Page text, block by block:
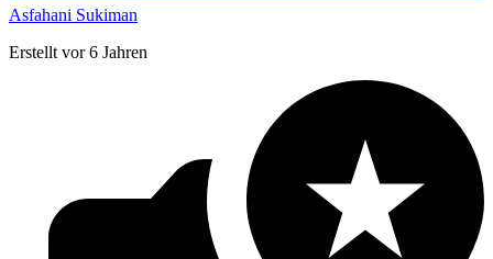
Asfahani Sukiman
Erstellt vor 6 Jahren